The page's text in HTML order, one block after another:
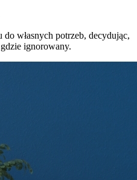
własnych potrzeb, decydując,
ignorowany.